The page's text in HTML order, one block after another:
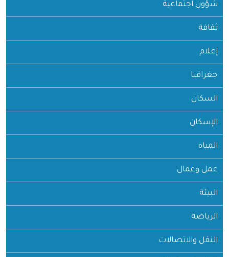
شؤون اجتماعية
ثقافة
إعلام
جغرافيا
السكان
الإسكان
المياه
عمل وعمال
البيئة
الرياضة
النقل والاتصالات